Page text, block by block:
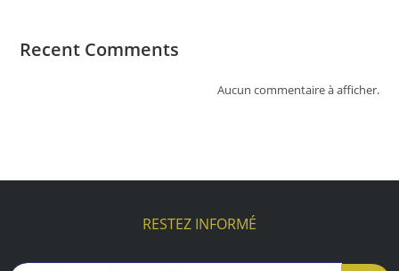
Recent Comments
Aucun commentaire à afficher.
RESTEZ INFORMÉ